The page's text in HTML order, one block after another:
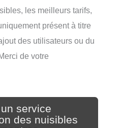
les meilleurs tarifs,
présent à titre
des utilisateurs ou du
de votre
service
des nuisibles